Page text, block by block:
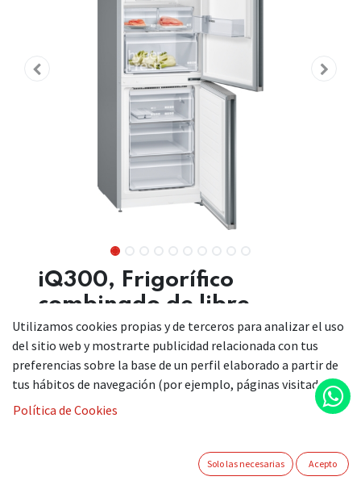
iQ300, Frigorífico
combinado de libre
instalación, 186 x 60 cm,
Acero antihuellas
Mantiene carnes y pescados frescos durante más
Utilizamos cookies propias y de terceros para analizar el uso
del sitio web y mostrarte publicidad relacionada con tus
preferencias sobre la base de un perfil elaborado a partir de
tus hábitos de navegación (por ejemplo, páginas visitadas).
Política de Cookies
Solo las necesarias Acepto